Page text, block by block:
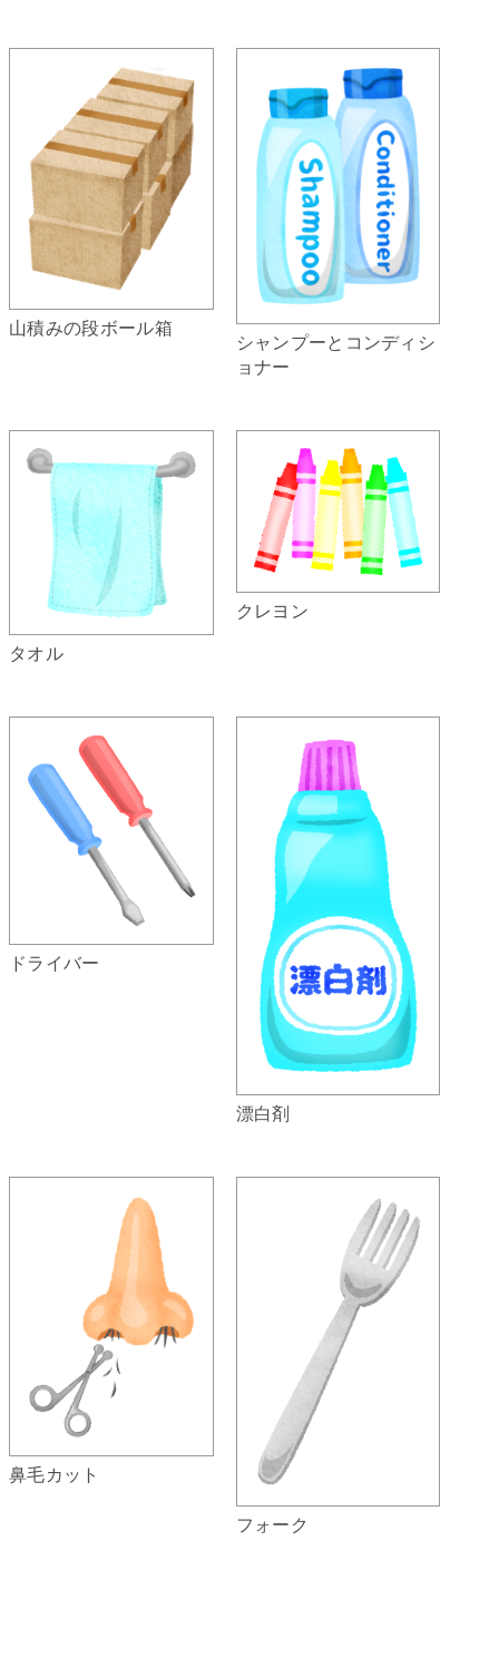
山積みの段ボール箱
シャンプーとコンディシ
ョナー
タオル
クレヨン
ドライバー
漂白剤
鼻毛カット
フォーク